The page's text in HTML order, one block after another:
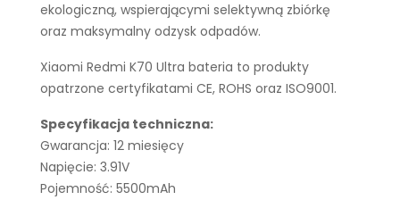
ekologiczną, wspierającymi selektywną zbiórkę
oraz maksymalny odzysk odpadów.
Xiaomi Redmi K70 Ultra bateria to produkty
opatrzone certyfikatami CE, ROHS oraz ISO9001.
Specyfikacja techniczna:
Gwarancja: 12 miesięcy
Napięcie: 3.91V
Pojemność: 5500mAh